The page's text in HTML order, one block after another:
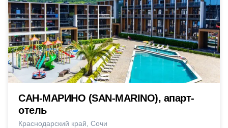
САН-МАРИНО (SAN-MARINO), апарт-
отель
Краснодарский край Сочи